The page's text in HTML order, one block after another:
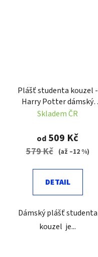
Plášť studenta kouzel -
Harry Potter dámský
kostým
Skladem ČR
od 509 Kč
579 Kč (až –12 %)
DETAIL
Dámský plášť studenta
kouzel je...